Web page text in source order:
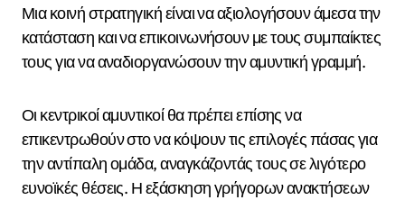
Μια κοινή στρατηγική είναι να αξιολογήσουν άμεσα την
κατάσταση και να επικοινωνήσουν με τους συμπαίκτες
τους για να αναδιοργανώσουν την αμυντική γραμμή.
Οι κεντρικοί αμυντικοί θα πρέπει επίσης να
επικεντρωθούν στο να κόψουν τις επιλογές πάσας για
την αντίπαλη ομάδα, αναγκάζοντάς τους σε λιγότερο
ευνοϊκές θέσεις. Η εξάσκηση γρήγορων ανακτήσεων